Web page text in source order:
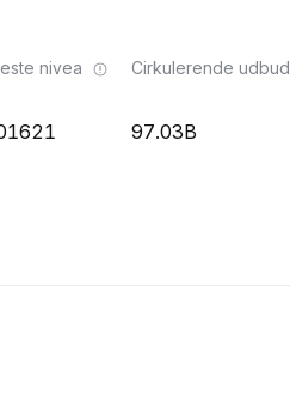
nivea
Cirkulerende udbud
97.03B